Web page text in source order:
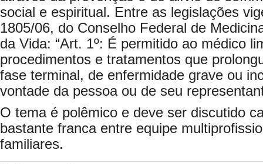
social e espiritual. Entre as legislações
1805/06, do Conselho Federal de
da Vida: “Art. 1º: É permitido ao médico
procedimentos e tratamentos que
fase terminal, de enfermidade grave ou
vontade da pessoa ou de seu
O tema é polêmico e deve ser discutido
bastante franca entre equipe
familiares.